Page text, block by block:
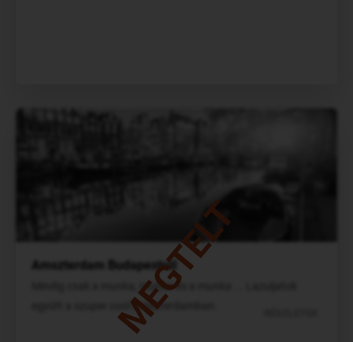
MEGTELT
Amszterdam Budapestről
Mindig csak a munka, munka és a munka ... Lazuljatok
együtt a szuper cool Amszterdamban.